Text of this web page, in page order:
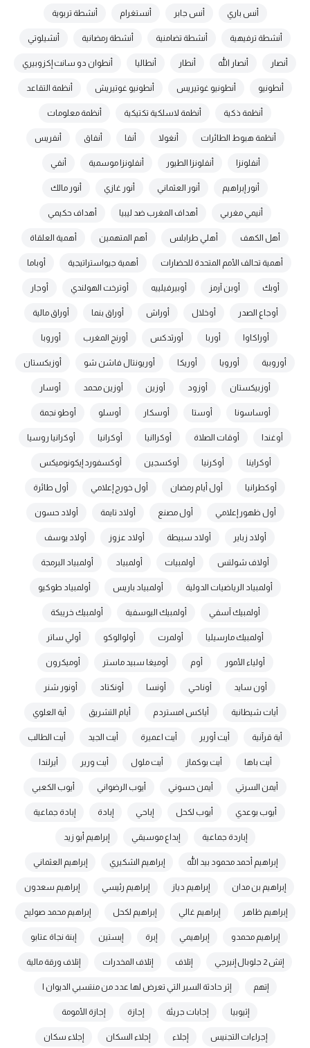
أنس باري أنس جابر أنستغرام أنشطة تربوية
أنشطة ترفيهية أنشطة تضامنية أنشطة رمضانية أنشيلوتي
أنصار أنصار الله أنطار أنطاليا أنطوان دو سانت إكزوبيري
أنطونيو أنطونيو غوتيريس أنطونيو غوتيريش أنظمة التقاعد
أنظمة ذكية أنظمة لاسلكية تكتيكية أنظمة معلومات
أنظمة هبوط الطائرات أنغولا أنفا أنفاق أنفريس
أنفلونزا أنفلونزا الطيور أنفلونزا موسمية أنفي
أنور إبراهيم أنور العثماني أنور غازي أنور مالك
أنيمي مغربي أهداف المغرب ضد ليبيا أهداف حكيمي
أهل الكهف أهلي طرابلس أهم المتهمين أهمية العلقاة
أهمية تحالف الأمم المتحدة للحضارات أهمية جيواستراتيجية أوباما
أوبك أوبن آرمز أوبيرفيلييه أوترخت الهولندي أوجار
أوجاع الصدر أوخلال أوراش أوراق بنما أوراق مالية
أوراكاوا أوربا أورثدكس أورنج المغرب أوروبا
أوروبية أورويا أوريكا أوريونتال فاشن شو أوزبكستان
أوزبيكستان أوزود أوزين أوزين محمد أوسار
أوساسونا أوستا أوسكار أوسلو أوطو نجمة
أوغندا أوقات الصلاة أوكراانيا أوكرانيا أوكرانيا روسيا
أوكراينا أوكرنيا أوكسجين أوكسفورد إيكونوميكس
أوكطرانيا أول أيام رمضان أول خورج إعلامي أول طائرة
أول ظهور إعلامي أول مصنع أولاد تايمة أولاد حسون
أولاد زباير أولاد سبيطة أولاد عزوز أولاد يوسف
أولاف شولتس أولمبيات أولمبياد أولمبياد البرمجة
أولمبياد الرياضيات الدولية أولمبياد باريس أولمبياد طوكيو
أولمبيك آسفي أولمبيك اليوسفية أولمبيك خريبكة
أولمبيك مارسيليا أولمرت أولوالوكو أولي ساتر
أولياء الأمور أوم أوميغا سبيد ماستر أوميكرون
أون سايد أوناحي أونسا أونكتاد أونور شنر
أيات شيطانية أياكس امستردم أيام التشريق أية العلوي
أية قرآنية أيت أورير أيت اعميرة أيت الجيد أيت الطالب
أيت باها أيت بوكماز أيت ملول أيت ورير أيرلندا
أيمن السرتي أيمن حسوني أيوب الرضواني أيوب الكعبي
أيوب بوعدي أيوب لكحل إباحي إبادة إبادة جماعية
إباردة جماعية إبداع موسيقي إبراهيم أبو زيد
إبراهيم أحمد محمود بيد الله إبراهيم الشكيري إبراهيم العثماني
إبراهيم بن مدان إبراهيم دياز إبراهيم رئيسي إبراهيم سعدون
إبراهيم ظاهر إبراهيم غالي إبراهيم لكحل إبراهيم محمد صوليح
إبراهيم محمدو إبراهيمي إبرة إبستين إبنة نجاة عتابو
إتش 2 جلوبال إنيرجي إتلاف إتلاف المخدرات إتلاف ورقة مالية
إتهم إثر حادثة السير التي تعرض لها عدد من منتسبي الديوان ا
إثيوبيا إجابات جريئة إجازة إجازة الأمومة
إجراءات التجنيس إجلاء إجلاء السكان إجلاء سكان